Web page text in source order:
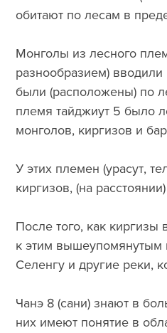
обитают по лесам в
Монголы из лесного
разнообразием)
были (расположены) по
племя тайджиут 5 было
монголов, киргизов и
У этих племен (урасут,
киргизов, (на
После того, как киргизы
к этим вышеупомянутым
Селенгу и другие реки,
Чанэ 8 (сани) знают в
них имеют понятие в